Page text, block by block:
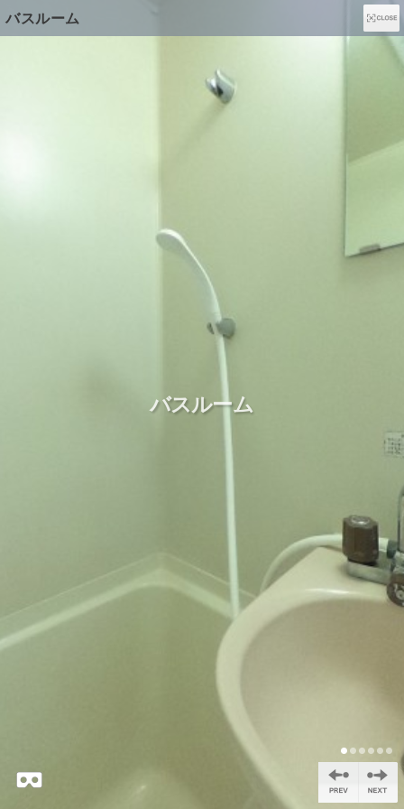
バスルーム
バスルーム
「設定」＞「Safari」＞「プライバシーとセキュリティ：
有効にして下さい。
この端末はVRモードに対応していません。